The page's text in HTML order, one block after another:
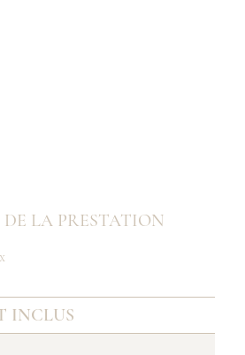
DE LA PRESTATION
INCLUS